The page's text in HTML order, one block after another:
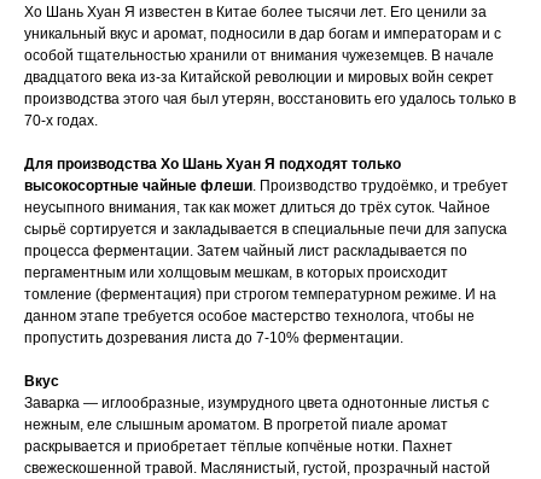
Хо Шань Хуан Я известен в Китае более тысячи лет. Его ценили за
уникальный вкус и аромат, подносили в дар богам и императорам и с
особой тщательностью хранили от внимания чужеземцев. В начале
двадцатого века из-за Китайской революции и мировых войн секрет
производства этого чая был утерян, восстановить его удалось только в
70-х годах.
Для производства Хо Шань Хуан Я подходят только
высокосортные чайные флеши. Производство трудоёмко, и требует
неусыпного внимания, так как может длиться до трёх суток. Чайное
сырьё сортируется и закладывается в специальные печи для запуска
процесса ферментации. Затем чайный лист раскладывается по
пергаментным или холщовым мешкам, в которых происходит
томление (ферментация) при строгом температурном режиме. И на
данном этапе требуется особое мастерство технолога, чтобы не
пропустить дозревания листа до 7-10% ферментации.
Вкус
Заварка — иглообразные, изумрудного цвета однотонные листья с
нежным, еле слышным ароматом. В прогретой пиале аромат
раскрывается и приобретает тёплые копчёные нотки. Пахнет
свежескошенной травой. Маслянистый, густой, прозрачный настой